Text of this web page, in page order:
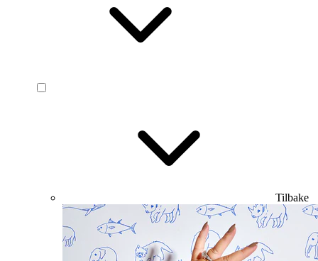
Tilbake